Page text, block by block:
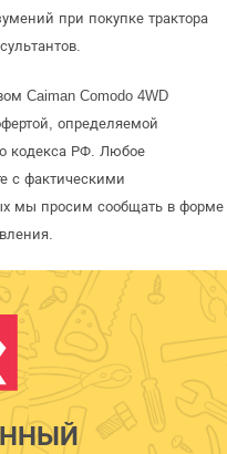
при покупке трактора
Caiman Comodo 4WD
определяемой
кодекса РФ. Любое
с фактическими
мы просим сообщать в форме